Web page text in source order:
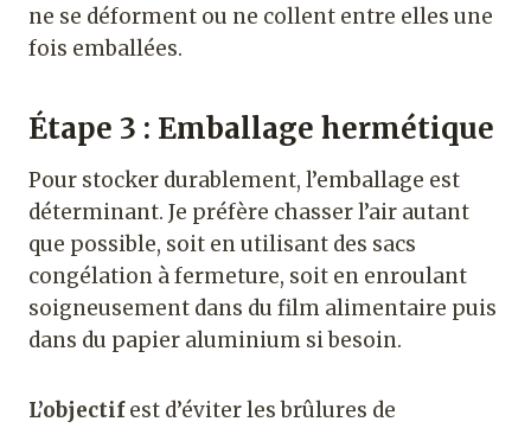
ne se déforment ou ne collent entre elles une
fois emballées.
Étape 3 : Emballage hermétique
Pour stocker durablement, l’emballage est
déterminant. Je préfère chasser l’air autant
que possible, soit en utilisant des sacs
congélation à fermeture, soit en enroulant
soigneusement dans du film alimentaire puis
dans du papier aluminium si besoin.
L’objectifest d’éviter les brûlures de